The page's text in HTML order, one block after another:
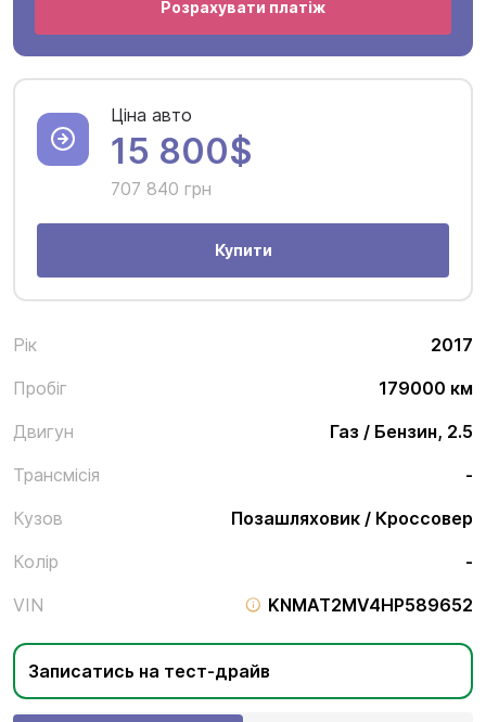
Рік
2017
Пробіг
179000 км
Двигун
Газ / Бензин, 2.5
Трансмісія
-
Кузов
Позашляховик / Кроссовер
Колір
-
VIN
KNMAT2MV4HP589652
Записатись на тест-драйв
Розрахувати платіж
Ціна авто
15 800$
707 840 грн
Купити